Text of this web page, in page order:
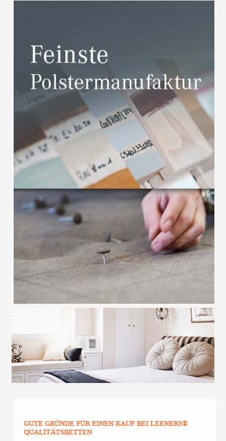
GUTE GRÜNDE FÜR EINEN KAUF BEI LEENERS®
QUALITÄTSBETTEN